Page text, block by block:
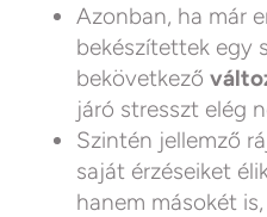
Azonban, ha már
bekészítettek egy
bekövetkező
járó stresszt elég
Szintén jellemző
saját érzéseiket
hanem másokét